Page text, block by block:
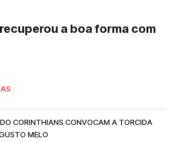
a boa forma com
CORINTHIANS CONVOCAM A TORCIDA
MELO